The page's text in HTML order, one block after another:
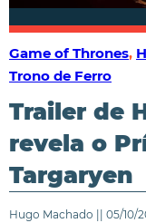
Game of Thrones,
Trono de Ferro
Trailer de
revela o
Targaryen
Hugo Machado || 05/10/